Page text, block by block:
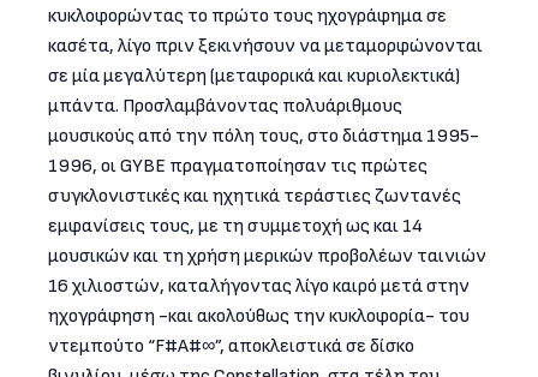
κυκλοφορώντας το πρώτο τους ηχογράφημα σε
κασέτα, λίγο πριν ξεκινήσουν να μεταμορφώνονται
σε μία μεγαλύτερη (μεταφορικά και κυριολεκτικά)
μπάντα. Προσλαμβάνοντας πολυάριθμους
μουσικούς από την πόλη τους, στο διάστημα 1995-
1996, οι GYBE πραγματοποίησαν τις πρώτες
συγκλονιστικές και ηχητικά τεράστιες ζωντανές
εμφανίσεις τους, με τη συμμετοχή ως και 14
μουσικών και τη χρήση μερικών προβολέων ταινιών
16 χιλιοστών, καταλήγοντας λίγο καιρό μετά στην
ηχογράφηση -και ακολούθως την κυκλοφορία- του
ντεμπούτο “F#A#∞”, αποκλειστικά σε δίσκο